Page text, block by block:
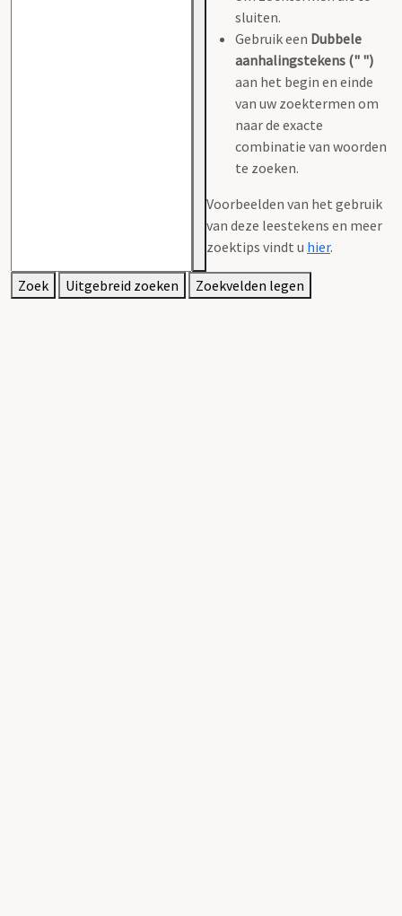
sluiten.
Gebruik een Dubbele
aanhalingstekens (" ")
aan het begin en einde
van uw zoektermen om
naar de exacte
combinatie van woorden
te zoeken.
Voorbeelden van het gebruik
van deze leestekens en meer
zoektips vindt u hier.
Zoek Uitgebreid zoeken Zoekvelden legen